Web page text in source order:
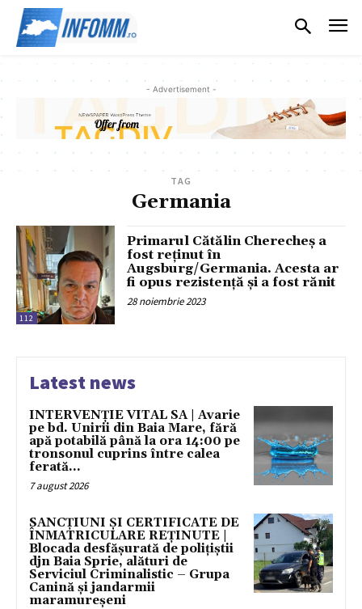
- Advertisement -
TAG
Germania
112
Primarul Cătălin Cherecheș a
fost reținut în
Augsburg/Germania. Acesta ar
fi opus rezistență și a fost rănit
28 noiembrie 2023
Latest news
INTERVENȚIE VITAL SA | Avarie
pe bd. Unirii din Baia Mare, fără
apă potabilă până la ora 14:00 pe
tronsonul cuprins între calea
ferată...
7 august 2026
SANCȚIUNI ȘI CERTIFICATE DE
ÎNMATRICULARE REȚINUTE |
Blocada desfășurată de polițiștii
djn Baia Sprie, alături de
Serviciul Criminalistic – Grupa
Canină și jandarmii
maramureșeni